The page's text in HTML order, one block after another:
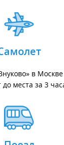
в
до места за 3